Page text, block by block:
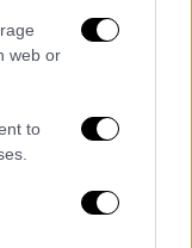
web or
to
κατανάλωση
Όπως
γνωστικής
και
γήρανσης